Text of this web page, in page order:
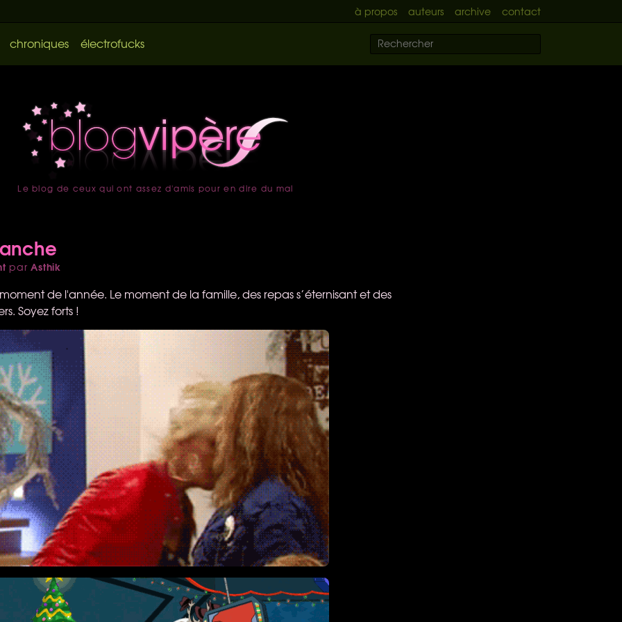
à propos auteurs archive contact
chroniques électrofucks
accueil
Le blog de ceux qui ont assez d'amis pour en dire du mal
parAsthik
de l'année. Le moment de la famille, des repas s’éternisant et des
Soyez forts !